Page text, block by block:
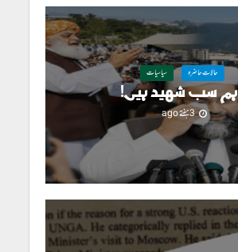
حالاتِ حاضرہ سیاسیات
ہم سب شہید ہیں!
3 ہفتے ago